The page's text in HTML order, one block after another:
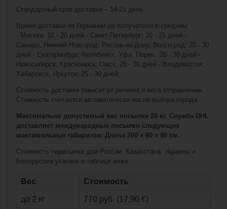
€136,90*
Fila Inline Skate
Madame Houdini
€159,90*
Fila Inline Skate
€6,90*
Стандартный срок доставки – 14-21 день.
Время доставки из Германии до получателя в среднем:
- Москва: 16 - 20 дней - Санкт-Петербург: 20 - 25 дней -
Самара, Нижний Новгород, Ростов-на-Дону, Волгоград: 20 - 30
дней - Екатеринбург, Челябинск, Уфа, Пермь: 20 - 30 дней -
Новосибирск, Красноярск, Омск: 25 - 30 дней - Владивосток,
Хабаровск, Иркутск: 25 - 30 дней.
Стоимость доставки зависит от региона и веса отправлении.
Стоимость считается автоматически после выбора города.
Максимально допустимый вес посылки 20 кг. Служба DHL
доставляет международные посылки следующих
максимальных габаритов: Длина 200 x 80 x 80 см.
Стоимость пересылки для России, Казахстана, Украины и
Белоруссии указана в таблице ниже.
Вес Стоимость
до 2 кг 770 руб. (17,90 €)